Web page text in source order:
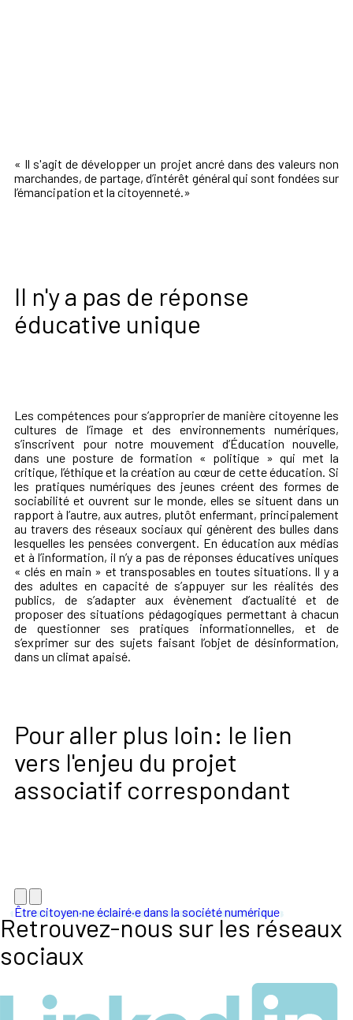
« Il s'agit de développer un projet ancré dans des valeurs non
marchandes, de partage, d’intérêt général qui sont fondées sur
l’émancipation et la citoyenneté.»
Il n'y a pas de réponse
éducative unique
Les compétences pour s’approprier de manière citoyenne les
cultures de l’image et des environnements numériques,
s’inscrivent pour notre mouvement d’Éducation nouvelle,
dans une posture de formation « politique » qui met la
critique, l’éthique et la création au cœur de cette éducation. Si
les pratiques numériques des jeunes créent des formes de
sociabilité et ouvrent sur le monde, elles se situent dans un
rapport à l’autre, aux autres, plutôt enfermant, principalement
au travers des réseaux sociaux qui génèrent des bulles dans
lesquelles les pensées convergent. En éducation aux médias
et à l’information, il n’y a pas de réponses éducatives uniques
« clés en main » et transposables en toutes situations. Il y a
des adultes en capacité de s’appuyer sur les réalités des
publics, de s’adapter aux évènement d’actualité et de
proposer des situations pédagogiques permettant à chacun
de questionner ses pratiques informationnelles, et de
s’exprimer sur des sujets faisant l’objet de désinformation,
dans un climat apaisé.
Pour aller plus loin: le lien
vers l'enjeu du projet
associatif correspondant
Être citoyen·ne éclairé·e dans la société numérique
Retrouvez-nous sur les réseaux
sociaux